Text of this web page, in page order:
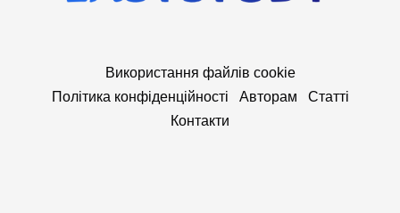
Використання файлів cookie
Політика конфіденційності
Авторам
Статті
Контакти